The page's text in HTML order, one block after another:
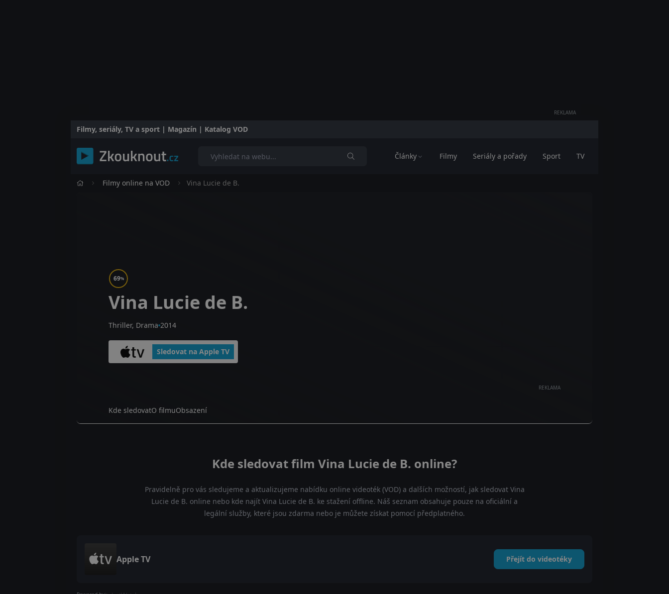
REKLAMA
Filmy, seriály, TV a sport | Magazín | Katalog VOD
Články Filmy Seriály a pořady Sport TV
Filmy online na VOD Vina Lucie de B.
REKLAMA
69%
Vina Lucie de B.
Thriller, Drama 2014
Sledovat na Apple TV
Kde sledovatO filmuObsazení
Kde sledovat film Vina Lucie de B. online?
Pravidelně pro vás sledujeme a aktualizujeme nabídku online videoték (VOD) a dalších možností, jak sledovat Vina
Lucie de B. online nebo kde najít Vina Lucie de B. ke stažení offline. Náš seznam obsahuje pouze na oficiální a
legální služby, které jsou zdarma nebo je můžete získat pomocí předplatného.
Apple TV Přejít do videotéky